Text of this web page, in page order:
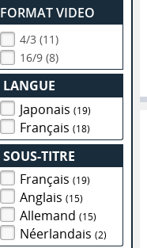
FORMAT VIDEO
4/3 (11)
16/9 (8)
LANGUE
Japonais(19)
Français(18)
SOUS-TITRE
Français(19)
Anglais(15)
Allemand(15)
Néerlandais(2)